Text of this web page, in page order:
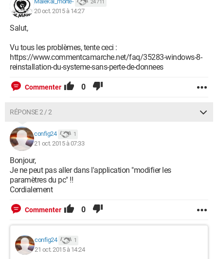
24 711
20 oct. 2015 à 14:27
Salut,
Vu tous les problèmes, tente ceci :
https://www.commentcamarche.net/faq/35283-windows-8-
reinstallation-du-systeme-sans-perte-de-donnees
Commenter 0
RÉPONSE 2 / 2
config24 1
21 oct. 2015 à 07:33
Bonjour,
Je ne peut pas aller dans l'application "modifier les
paramètres du pc" !!
Cordialement
Commenter 0
config24 1
21 oct. 2015 à 14:24